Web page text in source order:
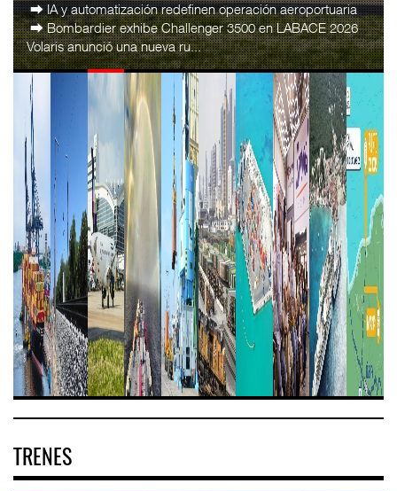
⮕ IA y automatización redefinen operación aeroportuaria
⮕ Bombardier exhibe Challenger 3500 en LABACE 2026
Volaris anunció una nueva ru...
TRENES